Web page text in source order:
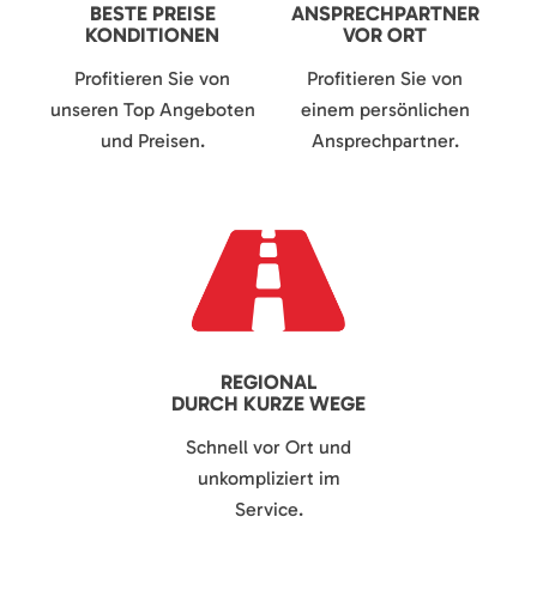
BESTE PREISE
KONDITIONEN
Profitieren Sie von
unseren Top Angeboten
und Preisen.
ANSPRECHPARTNER
VOR ORT
Profitieren Sie von
einem persönlichen
Ansprechpartner.
REGIONAL
DURCH KURZE WEGE
Schnell vor Ort und
unkompliziert im
Service.